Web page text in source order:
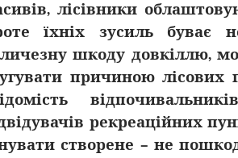
лісівники
їхніх зусиль буває
шкоду довкіллю,
причиною лісових
рекреаційних
створене – не